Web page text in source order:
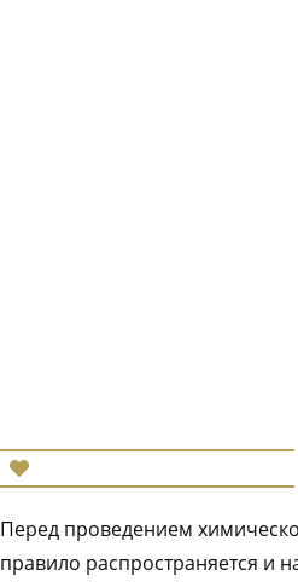
Перед проведением
правило распространяется и